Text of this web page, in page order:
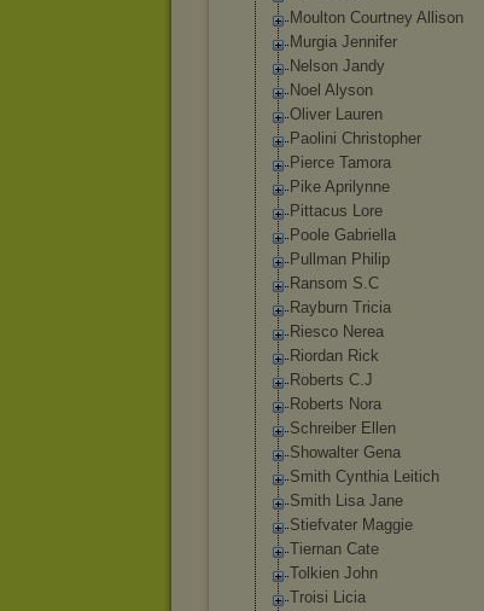
Moulton Courtney Allison
Murgia Jennifer
Nelson Jandy
Noel Alyson
Oliver Lauren
Paolini Christopher
Pierce Tamora
Pike Aprilynne
Pittacus Lore
Poole Gabriella
Pullman Philip
Ransom S.C
Rayburn Tricia
Riesco Nerea
Riordan Rick
Roberts C.J
Roberts Nora
Schreiber Ellen
Showalter Gena
Smith Cynthia Leitich
Smith Lisa Jane
Stiefvater Maggie
Tiernan Cate
Tolkien John
Troisi Licia